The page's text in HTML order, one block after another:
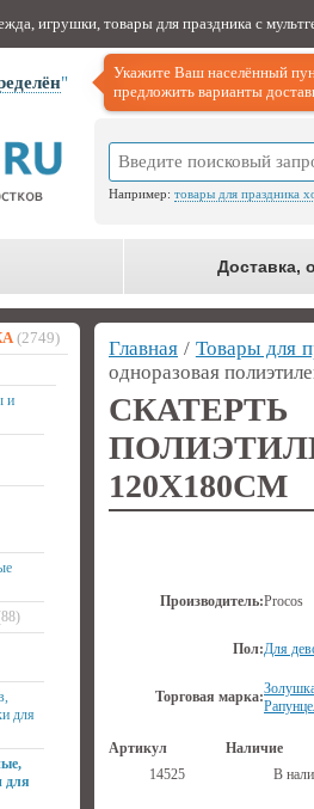
игрушки, товары для праздника с
"
Укажите Ваш населённый
предложить варианты
Например: товары для праздника
Доставка,
(2749)
и
для
для
Главная / Товары для
одноразовая
120Х180СМ
Производитель:Procos
Пол:Для
Торговая марка:
Артикул
Наличие
14525
В